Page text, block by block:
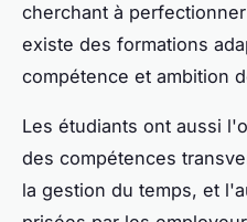
cherchant à
existe des formations
compétence et ambition
Les étudiants ont aussi
des compétences
la gestion du temps, et